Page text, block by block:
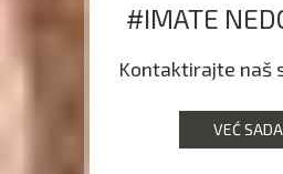
#IMATE
Kontaktirajte naš
VEĆ SADA